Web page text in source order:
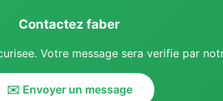
Contactez faber
Votre message sera verifie par
✉️ Envoyer un message